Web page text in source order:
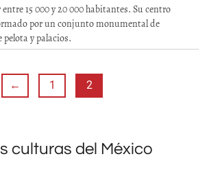
15 000 y 20 000 habitantes. Su centro
por un conjunto monumental de
y palacios.
← 1 2
culturas del México